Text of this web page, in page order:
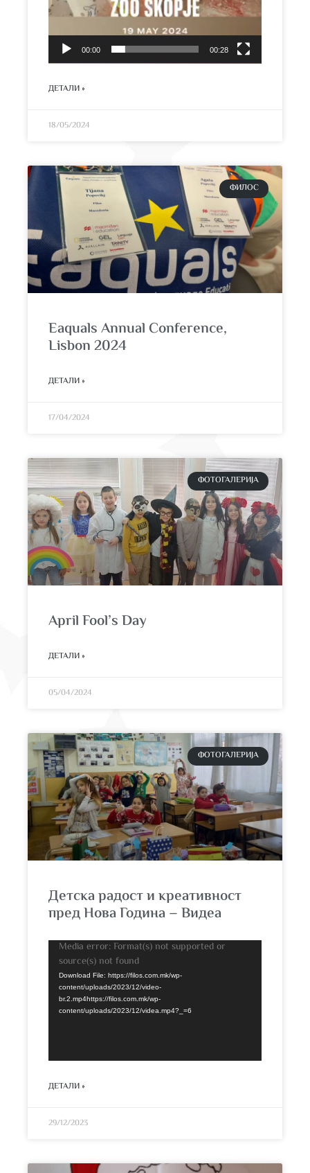
00:00 00:28
ДЕТАЛИ »
18/05/2024
ФИЛОС
Eaquals Annual Conference,
Lisbon 2024
ДЕТАЛИ »
17/04/2024
ФОТОГАЛЕРИЈА
April Fool’s Day
ДЕТАЛИ »
05/04/2024
ФОТОГАЛЕРИЈА
Детска радост и креативност
пред Нова Година – Видеа
Video
Player
Media error: Format(s) not supported or
source(s) not found
Download File: https://filos.com.mk/wp-
content/uploads/2023/12/video-
br.2.mp4https://filos.com.mk/wp-
content/uploads/2023/12/videa.mp4?_=6
ДЕТАЛИ »
29/12/2023